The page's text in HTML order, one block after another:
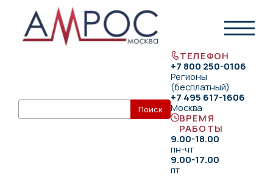
ТЕЛЕФОН
+7 800 250-0106
Регионы
(бесплатный)
+7 495 617-1606
Москва
ВРЕМЯ
РАБОТЫ
9.00-18.00
пн-чт
9.00-17.00
пт